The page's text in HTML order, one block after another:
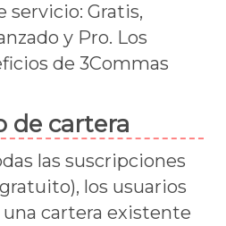
servicio: Gratis,
y Pro. Los
de 3Commas
de cartera
las suscripciones
los usuarios
cartera existente